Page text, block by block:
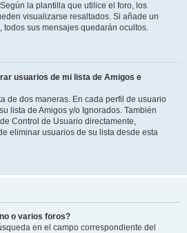
la plantilla que utilice el foro, los
visualizarse resaltados. Si añade un
todos sus mensajes quedarán ocultos.
usuarios de mi lista de Amigos e
de dos maneras. En cada perfil de usuario
lista de Amigos y/o Ignorados. También
Control de Usuario directamente,
eliminar usuarios de su lista desde esta
o varios foros?
en el campo correspondiente del